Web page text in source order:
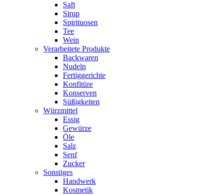
Saft
Sirup
Spirituosen
Tee
Wein
Verarbeitete Produkte
Backwaren
Nudeln
Fertiggerichte
Konfitüre
Konserven
Süßigkeiten
Würzmittel
Essig
Gewürze
Öle
Salz
Senf
Zucker
Sonstiges
Handwerk
Kosmetik